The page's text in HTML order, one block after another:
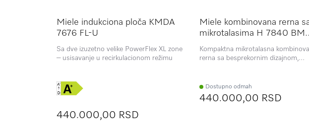
Miele indukciona ploča KMDA
7676 FL-U
Sa dve izuzetno velike PowerFlex XL zone
– usisavanje u recirkulacionom režimu
440.000,00 RSD
Miele kombinovana rerna
mikrotalasima H 7840 BM
OBSW
Kompaktna mikrotalasna
rerna sa besprekornim dizajnom,
Dostupno odmah
440.000,00 RSD